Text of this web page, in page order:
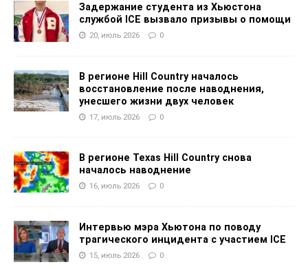
Задержание студента из Хьюстона
службой ICE вызвало призывы о помощи
20, июль 2026 0
В регионе Hill Country началось
восстановление после наводнения,
унесшего жизни двух человек
17, июль 2026 0
В регионе Texas Hill Country снова
началось наводнение
16, июль 2026 0
Интервью мэра Хьютона по поводу
трагического инцидента с участием ICE
15, июль 2026 0